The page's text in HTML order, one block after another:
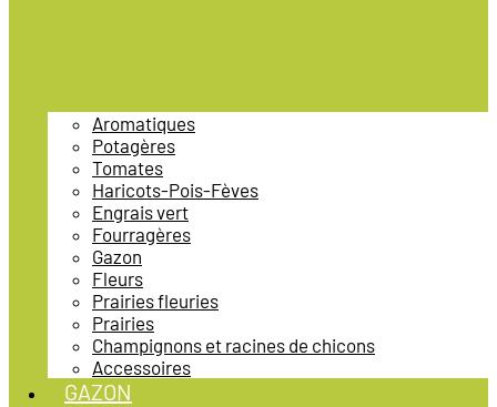
Aromatiques
Potagères
Tomates
Haricots-Pois-Fèves
Engrais vert
Fourragères
Gazon
Fleurs
Prairies fleuries
Prairies
Champignons et racines de chicons
Accessoires
GAZON